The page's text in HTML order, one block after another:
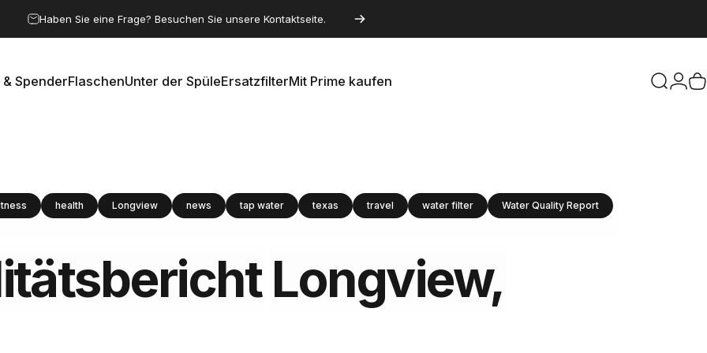
Haben Sie eine Frage? Besuchen Sie unsere Kontaktseite.
SpenderFlaschenUnter der SpüleErsatzfilterMit Prime kaufen Suche
health Longview news tap water texas travel water filter Water Quality Report
Longview,